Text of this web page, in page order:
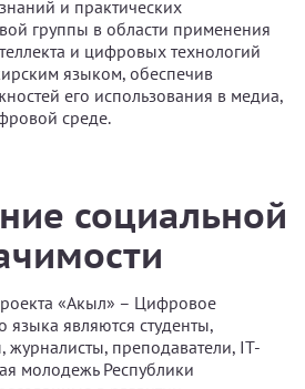
и практических
группы в области применения
и цифровых технологий
языком, обеспечив
его использования в медиа,
среде.
социальной
«Акыл» – Цифровое
языка являются студенты,
преподаватели, IT-
молодежь Республики